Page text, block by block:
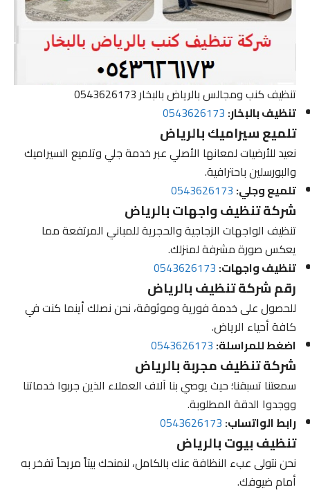
تنظيف كنب ومجالس بالرياض بالبخار 0543626173
تنظيف بالبخار:0543626173
تلميع سيراميك بالرياض
نعيد للأرضيات لمعانها الأصلي عبر خدمة جلي وتلميع السيراميك
والبورسلين باحترافية.
تلميع وجلي:0543626173
شركة تنظيف واجهات بالرياض
تنظيف الواجهات الزجاجية والحجرية للمباني المرتفعة مما
يعكس صورة مشرفة لمنزلك.
تنظيف واجهات:0543626173
رقم شركة تنظيف بالرياض
للحصول على خدمة فورية وموثوقة، نحن نصلك أينما كنت في
كافة أحياء الرياض.
اضغط للمراسلة:0543626173
شركة تنظيف مجربة بالرياض
سمعتنا تسبقنا؛ حيث يوصي بنا آلاف العملاء الذين جربوا خدماتنا
ووجدوا الدقة المطلوبة.
رابط الواتساب:0543626173
تنظيف بيوت بالرياض
نحن نتولى عبء النظافة عنك بالكامل، لنمنحك بيتاً مريحاً تفخر به
أمام ضيوفك.